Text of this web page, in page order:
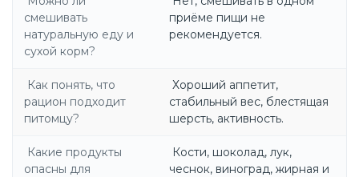
смешивать
натуральную еду и
сухой корм?
приёме пищи не
рекомендуется.
Как понять, что
рацион подходит
питомцу?
Хороший аппетит,
стабильный вес, блестящая
шерсть, активность.
Какие продукты
опасны для
Кости, шоколад, лук,
чеснок, виноград, жирная и